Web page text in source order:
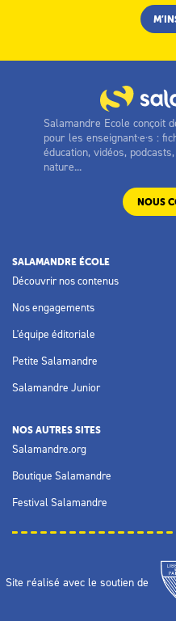
Salamandre Ecole conçoit
pour les enseignant·e·s :
éducation, vidéos,
nature...
NOUS
SALAMANDRE ÉCOLE
Découvrir nos contenus
Nos engagements
L'équipe éditoriale
Petite Salamandre
Salamandre Junior
NOS AUTRES SITES
Salamandre.org
Boutique Salamandre
Festival Salamandre
Site réalisé avec le soutien de